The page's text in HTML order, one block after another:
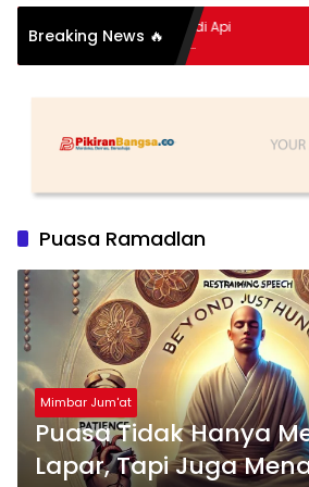
Breaking News 🔥
Hidup Meledak Jadi Api
Tragedi Menteng-
Maling Ayam di Bali
Puasa Ramadlan
Mimbar Jum'at
Puasa Tidak Hanya
Lapar, Tapi Juga